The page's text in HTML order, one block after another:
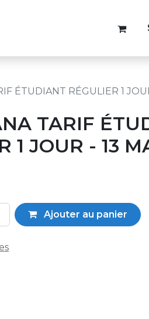
ÉTUDIANT RÉGULIER 1
TARIF
1 JOUR - 13
Ajouter au panier